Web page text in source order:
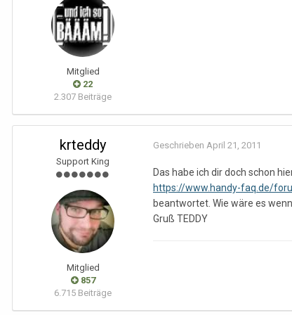
Mitglied
22
2.307 Beiträge
krteddy
Support King
Mitglied
857
6.715 Beiträge
Geschrieben April 21, 2011
Das habe ich dir doch schon
https://www.handy-faq.de/
beantwortet. Wie wäre es
Gruß TEDDY